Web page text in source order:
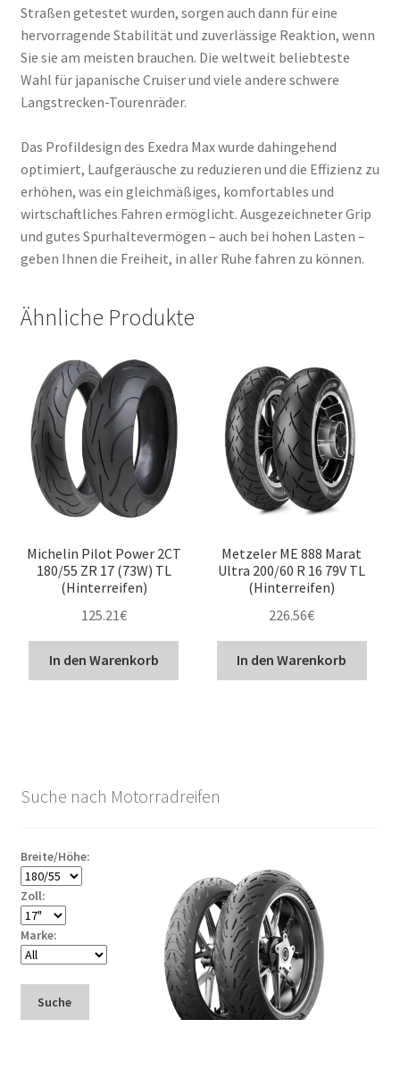
Straßen getestet wurden, sorgen auch dann für eine
hervorragende Stabilität und zuverlässige Reaktion, wenn
Sie sie am meisten brauchen. Die weltweit beliebteste
Wahl für japanische Cruiser und viele andere schwere
Langstrecken-Tourenräder.
Das Profildesign des Exedra Max wurde dahingehend
optimiert, Laufgeräusche zu reduzieren und die Effizienz zu
erhöhen, was ein gleichmäßiges, komfortables und
wirtschaftliches Fahren ermöglicht. Ausgezeichneter Grip
und gutes Spurhaltevermögen – auch bei hohen Lasten –
geben Ihnen die Freiheit, in aller Ruhe fahren zu können.
Ähnliche Produkte
Michelin Pilot Power 2CT
180/55 ZR 17 (73W) TL
(Hinterreifen)
125.21€
In den Warenkorb
Metzeler ME 888 Marat
Ultra 200/60 R 16 79V TL
(Hinterreifen)
226.56€
In den Warenkorb
Suche nach Motorradreifen
Breite/Höhe:
Zoll:
Marke:
Suche